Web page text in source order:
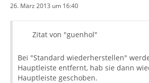
26. März 2013 um 16:40
Zitat von "guenhol"
Bei "Standard wiederherstellen"
Hauptleiste entfernt, hab sie dann
Hauptleiste geschoben.